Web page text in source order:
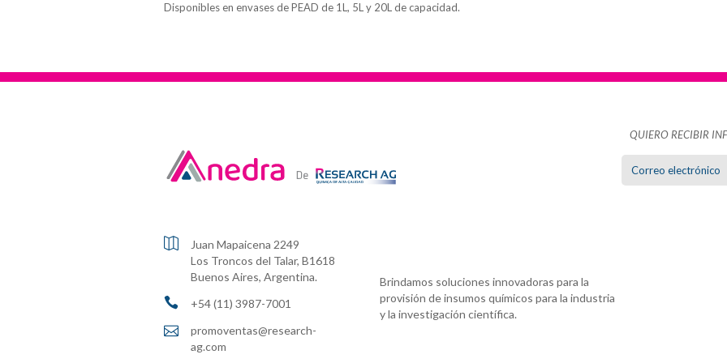
Disponibles en envases de PEAD de 1L, 5L y 20L de capacidad.
QUIERO RECIBIR

Juan Mapaicena 2249
Los Troncos del Talar, B1618
Buenos Aires, Argentina.
 +54 (11) 3987-7001

promoventas@research-
ag.com
Brindamos soluciones innovadoras para la
provisión de insumos químicos para la industria
y la investigación científica.